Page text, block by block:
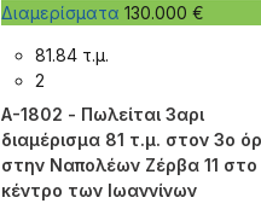
Διαμερίσματα130.000 €
81.84 τ.μ.
2
A-1802 - Πωλείται 3αρι
διαμέρισμα 81 τ.μ. στον 3ο
στην Ναπολέων Ζέρβα 11 στο
κέντρο των Ιωαννίνων